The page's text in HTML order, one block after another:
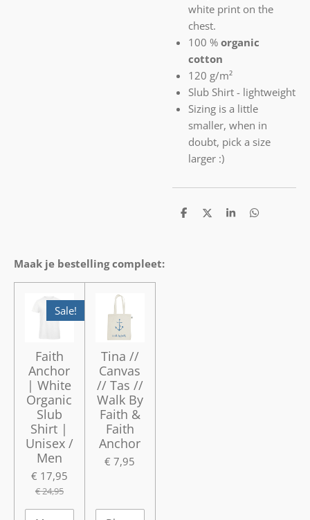
white print on the
chest.
100 % organic
cotton
120 g/m²
Slub Shirt - lightweight
Sizing is a little
smaller, when in
doubt, pick a size
larger :)
D
D
S
D
Maak je bestelling compleet:
Sale!
Faith
Anchor
| White
Organic
Slub
Shirt |
Unisex /
Men
€ 17,95
€ 24,95
Tina //
Canvas
// Tas //
Walk By
Faith &
Faith
Anchor
€ 7,95